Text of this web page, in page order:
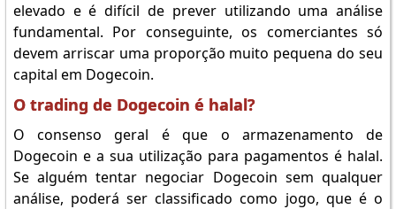
elevado e é difícil de prever utilizando uma análise
fundamental. Por conseguinte, os comerciantes só
devem arriscar uma proporção muito pequena do seu
capital em Dogecoin.
O trading de Dogecoin é halal?
O consenso geral é que o armazenamento de
Dogecoin e a sua utilização para pagamentos é halal.
Se alguém tentar negociar Dogecoin sem qualquer
análise, poderá ser classificado como jogo, que é o